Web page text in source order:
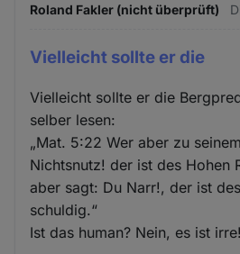
Roland Fakler (nicht überprüft)
Vielleicht sollte er die
Vielleicht sollte er die
selber lesen:
„Mat. 5:22 Wer aber zu
Nichtsnutz! der ist des Hohen
aber sagt: Du Narr!, der ist
schuldig.“
Ist das human? Nein, es ist irre!